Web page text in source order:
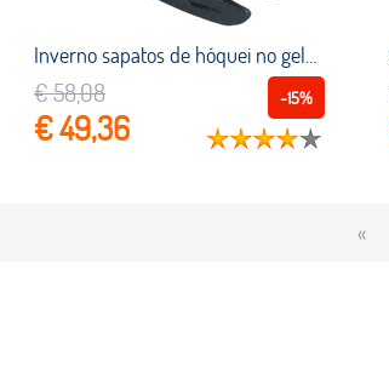
Inverno sapatos de hóquei no gelo adulto crianças patins de gelo quente bola faca hóquei no gelo sapatos patins de gelo com lâmina de gelo para iniciantes
-15%
€ 58,08
€ 49,36
«